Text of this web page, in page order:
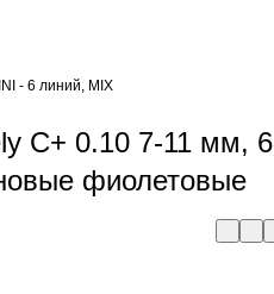
- 6 линий, MIX
C+ 0.10 7-11 мм, 6
фиолетовые